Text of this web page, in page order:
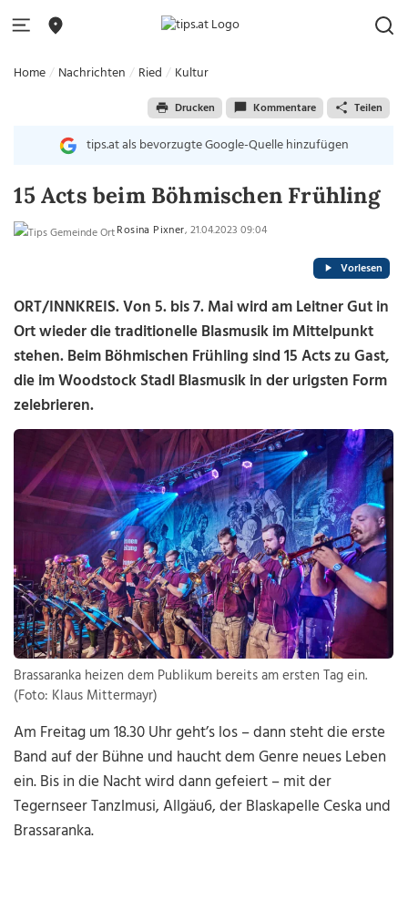
Home Nachrichten Ried Kultur
Drucken Kommentare Teilen
tips.at als bevorzugte Google-Quelle hinzufügen
15 Acts beim Böhmischen Frühling
Rosina Pixner, 21.04.2023 09:04
Vorlesen
ORT/INNKREIS. Von 5. bis 7. Mai wird am Leitner Gut in
Ort wieder die traditionelle Blasmusik im Mittelpunkt
stehen. Beim Böhmischen Frühling sind 15 Acts zu Gast,
die im Woodstock Stadl Blasmusik in der urigsten Form
zelebrieren.
Brassaranka heizen dem Publikum bereits am ersten Tag ein.
(Foto: Klaus Mittermayr)
Am Freitag um 18.30 Uhr geht’s los – dann steht die erste
Band auf der Bühne und haucht dem Genre neues Leben
ein. Bis in die Nacht wird dann gefeiert – mit der
Tegernseer Tanzlmusi, Allgäu6, der Blaskapelle Ceska und
Brassaranka.